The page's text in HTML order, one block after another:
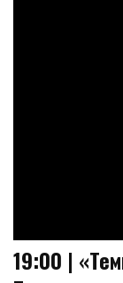
19:00 |